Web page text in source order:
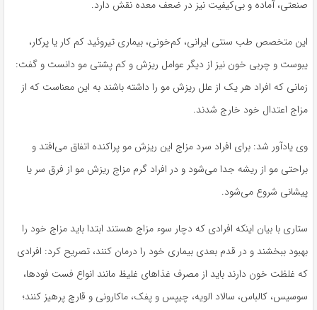
صنعتی، آماده و بی‌کیفیت نیز در ضعف معده نقش دارد.
این متخصص طب سنتی ایرانی، کم‌خونی، بیماری تیروئید کم کار یا پرکار،
یبوست و چربی خون نیز از دیگر عوامل ریزش و کم پشتی مو دانست و گفت:
زمانی که افراد هر یک از علل ریزش مو را داشته باشند به این معناست که از
مزاج اعتدال خود خارج شدند.
وی یادآور شد: برای افراد سرد مزاج این ریزش مو پراکنده اتفاق می‌افتد و
براحتی مو از ریشه جدا می‌شود و در افراد گرم مزاج ریزش مو از فرق سر یا
پیشانی شروع می‌شود.
ستاری با بیان اینکه افرادی که دچار سوء مزاج هستند ابتدا باید مزاج خود را
بهبود ببخشند و در قدم بعدی بیماری خود را درمان کنند، تصریح کرد: افرادی
که غلظت خون دارند باید از مصرف غذاهای غلیظ مانند انواع فست فودها،
سوسیس، کالباس، سالاد الویه، چیپس و پفک، ماکارونی و قارچ پرهیز کنند؛